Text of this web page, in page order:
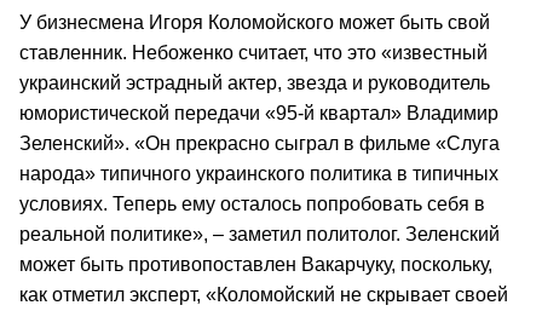
У бизнесмена Игоря Коломойского может быть свой
ставленник. Небоженко считает, что это «известный
украинский эстрадный актер, звезда и руководитель
юмористической передачи «95-й квартал» Владимир
Зеленский». «Он прекрасно сыграл в фильме «Слуга
народа» типичного украинского политика в типичных
условиях. Теперь ему осталось попробовать себя в
реальной политике», – заметил политолог. Зеленский
может быть противопоставлен Вакарчуку, поскольку,
как отметил эксперт, «Коломойский не скрывает своей